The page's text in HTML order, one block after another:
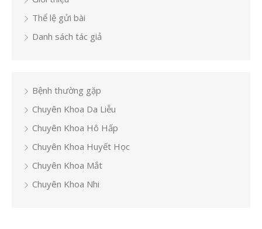
Thể lệ gửi bài
Danh sách tác giả
Bệnh thường gặp
Chuyên Khoa Da Liễu
Chuyên Khoa Hô Hấp
Chuyên Khoa Huyết Học
Chuyên Khoa Mắt
Chuyên Khoa Nhi